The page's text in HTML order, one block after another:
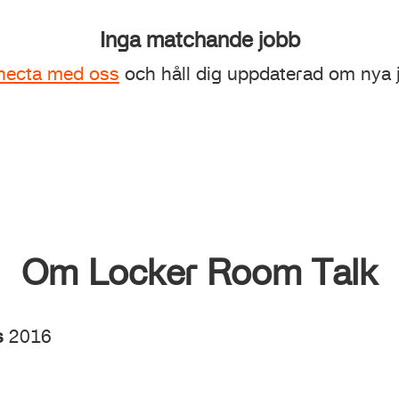
Inga matchande jobb
med oss och håll dig uppdaterad om nya
Om Locker Room Talk
2016